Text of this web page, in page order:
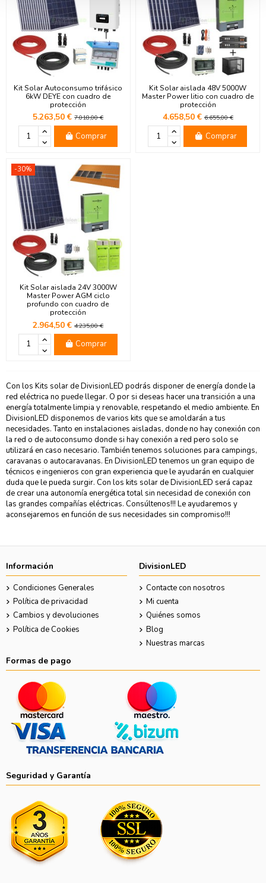
Kit Solar Autoconsumo trifásico
6kW DEYE con cuadro de
protección
5.263,50 €7.018,00 €
Comprar
Kit Solar aislada 48V 5000W
Master Power litio con cuadro de
protección
4.658,50 €6.655,00 €
Comprar
-30%
Kit Solar aislada 24V 3000W
Master Power AGM ciclo
profundo con cuadro de
protección
2.964,50 €4.235,00 €
Comprar
Con los Kits solar de DivisionLED podrás disponer de energía donde la
red eléctrica no puede llegar. O por si deseas hacer una transición a una
energía totalmente limpia y renovable, respetando el medio ambiente. En
DivisionLED disponemos de varios kits que se amoldarán a tus
necesidades. Tanto en instalaciones aisladas, donde no hay conexión con
la red o de autoconsumo donde si hay conexión a red pero solo se
utilizará en caso necesario. También tenemos soluciones para campings,
caravanas o autocaravanas. En DivisionLED tenemos un gran equipo de
técnicos e ingenieros con gran experiencia que le ayudarán en cualquier
duda que le pueda surgir. Con los kits solar de DivisionLED será capaz
de crear una autonomía energética total sin necesidad de conexión con
las grandes compañías eléctricas. Consúltenos!!! Le ayudaremos y
aconsejaremos en función de sus necesidades sin compromiso!!!
Información
Condiciones Generales
Política de privacidad
Cambios y devoluciones
Política de Cookies
DivisionLED
Contacte con nosotros
Mi cuenta
Quiénes somos
Blog
Nuestras marcas
Formas de pago
Seguridad y Garantía